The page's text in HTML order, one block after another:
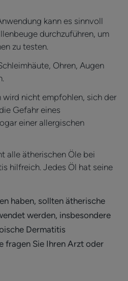
kann es sinnvoll
durchzuführen, um
zu testen.
Ohren, Augen
nicht empfohlen, sich der
Gefahr eines
einer allergischen
alle ätherischen Öle bei
hilfreich. Jedes Öl hat seine
haben, sollten ätherische
werden, insbesondere
Dermatitis
fragen Sie Ihren Arzt oder